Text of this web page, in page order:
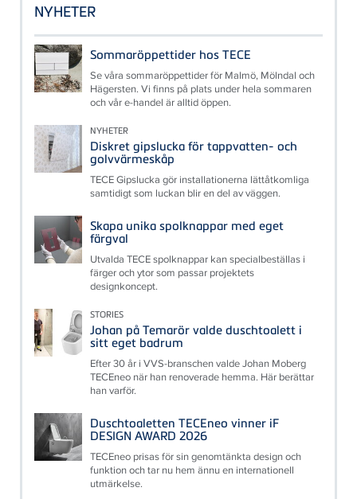
NYHETER
Sommaröppettider hos TECE
Se våra sommaröppettider för Malmö, Mölndal och
Hägersten. Vi finns på plats under hela sommaren
och vår e-handel är alltid öppen.
NYHETER
Diskret gipslucka för tappvatten- och
golvvärmeskåp
TECE Gipslucka gör installationerna lättåtkomliga
samtidigt som luckan blir en del av väggen.
Skapa unika spolknappar med eget
färgval
Utvalda TECE spolknappar kan specialbeställas i
färger och ytor som passar projektets
designkoncept.
STORIES
Johan på Temarör valde duschtoalett i
sitt eget badrum
Efter 30 år i VVS-branschen valde Johan Moberg
TECEneo när han renoverade hemma. Här berättar
han varför.
Duschtoaletten TECEneo vinner iF
DESIGN AWARD 2026
TECEneo prisas för sin genomtänkta design och
funktion och tar nu hem ännu en internationell
utmärkelse.